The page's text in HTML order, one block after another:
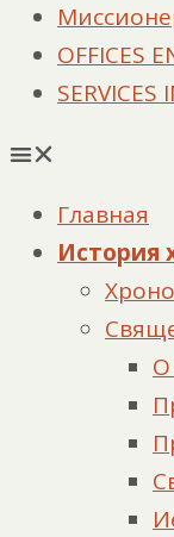
OFFICES
SERVICES
Главная
История
О